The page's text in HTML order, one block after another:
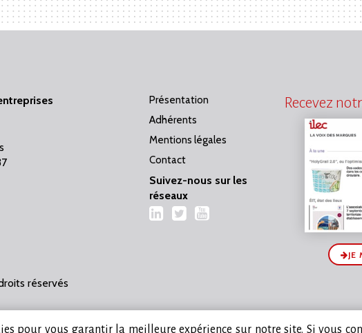
Présentation
Adhérents
Mentions légales
Contact
Suivez-nous sur les
réseaux
LinkedIn
TwitterYouTube
Recevez
JE
réservés
pour vous garantir la meilleure expérience sur notre site. Si vous